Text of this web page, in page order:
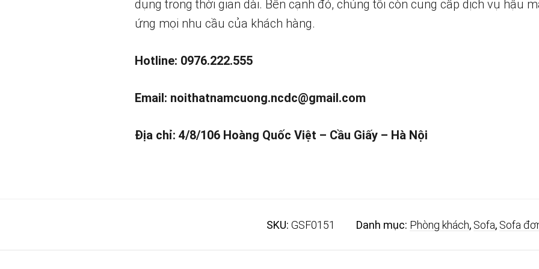
dụng trong thời gian dài. Bên cạnh đó, chúng tôi còn cung cấp dịch vụ hậu
ứng mọi nhu cầu của khách hàng.
Hotline: 0976.222.555
Email: noithatnamcuong.ncdc@gmail.com
Địa chỉ: 4/8/106 Hoàng Quốc Việt – Cầu Giấy – Hà Nội
SKU: GSF0151 Danh mục: Phòng khách, Sofa, Sofa